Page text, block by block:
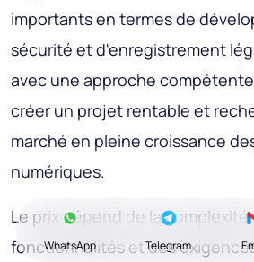
importants en termes de
sécurité et d'enregistrement
avec une approche
créer un projet rentable et
marché en pleine croissance
numériques.
Le prix dépend de la
fonctionnalités et des
WhatsApp Telegram